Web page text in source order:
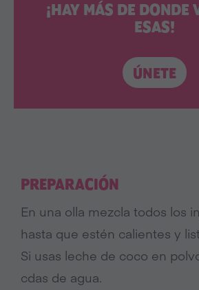
¡HAY MÁS DE DONDE
ESAS!
ÚNETE
PREPARACIÓN
En una olla mezcla todos los
hasta que estén calientes y
Si usas leche de coco en
cdas de agua.